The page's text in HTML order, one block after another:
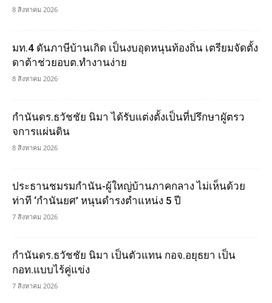
8 สิงหาคม 2026
มท.4 ดันภาษีบ้านเกิด เป็นงบอุดหนุนท้องถิ่น เตรียมจัดตั้ง
ดาต้าช่วยอบต.ทำงานง่าย
8 สิงหาคม 2026
กำนันดร.ธวัชชัย นิมา ได้รับแต่งตั้งเป็นที่ปรึกษาผูัตรว
จการแผ่นดิน
8 สิงหาคม 2026
ประธานชมรมกำนัน-ผู้ใหญ่บ้านภาคกลาง ไม่เห็นด้วย
ท่าที ‘กำนันยศ’ หนุนดำรงตำแหน่ง 5 ปี
7 สิงหาคม 2026
กำนันดร.ธวัชชัย นิมา เป็นตัวแทน กอจ.อยุธยา เป็น
กอท.แบบไร้คู่แข่ง
7 สิงหาคม 2026